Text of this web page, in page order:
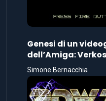
Genesi di un
dell’Amiga:
Simone Bernacchia